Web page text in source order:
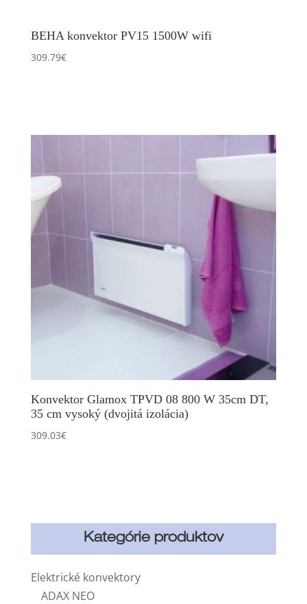
BEHA konvektor PV15 1500W wifi
309.79€
Konvektor Glamox TPVD 08 800 W 35cm DT,
35 cm vysoký (dvojitá izolácia)
309.03€
Kategórie produktov
Elektrické konvektory
ADAX NEO